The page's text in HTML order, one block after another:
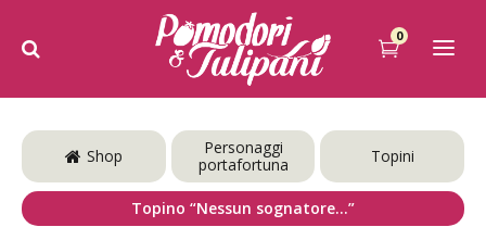
0
Shop
Personaggi
portafortuna
Topini
Topino “Nessun sognatore…”